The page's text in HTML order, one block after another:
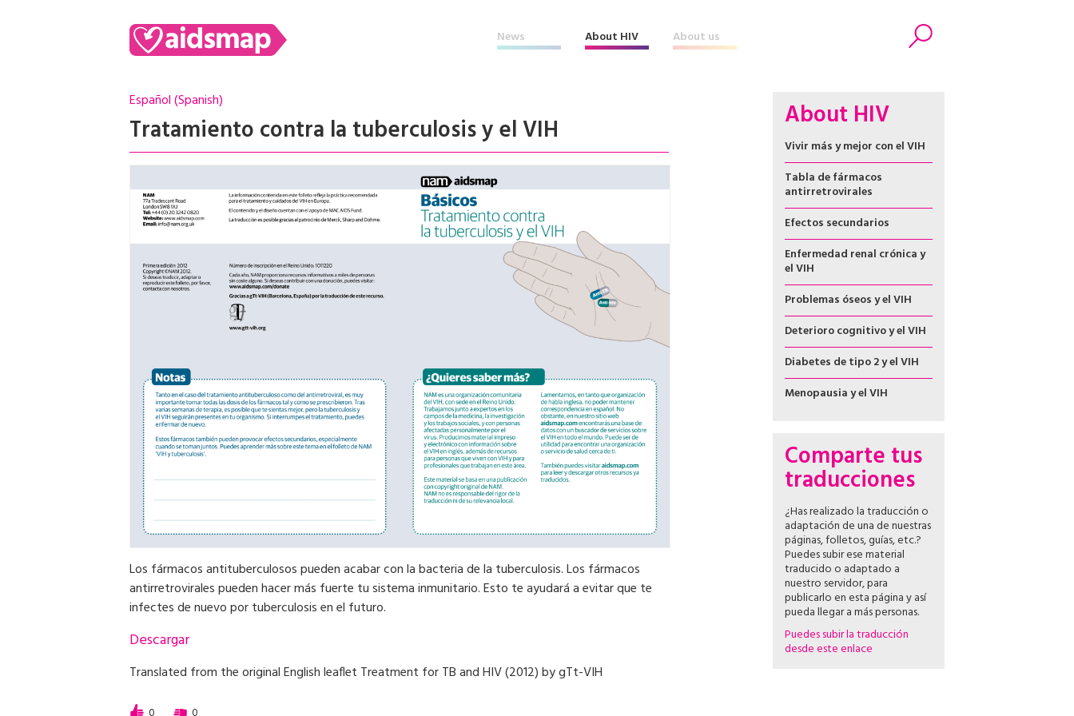
News About HIV About us
Search
Español (Spanish)
Tratamiento contra la tuberculosis y el VIH
Los fármacos antituberculosos pueden acabar con la bacteria de la tuberculosis. Los fármacos
antirretrovirales pueden hacer más fuerte tu sistema inmunitario. Esto te ayudará a evitar que te
infectes de nuevo por tuberculosis en el futuro.
Descargar
Translated from the original English leaflet Treatment for TB and HIV (2012)bygTt-VIH
About HIV
Vivir más y mejor con el VIH
Tabla de fármacos
antirretrovirales
Efectos secundarios
Enfermedad renal crónica y
el VIH
Problemas óseos y el VIH
Deterioro cognitivo y el VIH
Diabetes de tipo 2 y el VIH
Menopausia y el VIH
Comparte tus
traducciones
¿Has realizado la traducción o
adaptación de una de nuestras
páginas, folletos, guías, etc.?
Puedes subir ese material
traducido o adaptado a
nuestro servidor, para
publicarlo en esta página y así
pueda llegar a más personas.
Puedes subir la traducción
desde este enlace